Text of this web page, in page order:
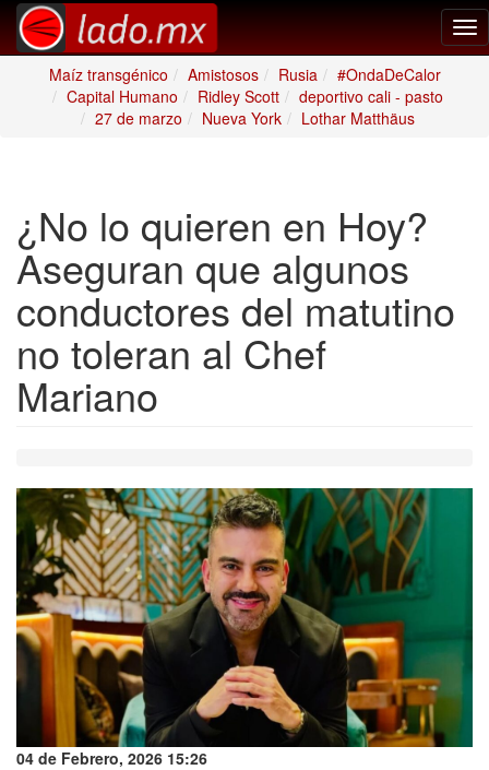
Maíz transgénico
Amistosos Rusia
#OndaDeCalor
Capital Humano
Ridley Scott
deportivo cali - pasto
27 de marzo
Nueva York Lothar Matthäus
¿No lo quieren en Hoy?
Aseguran que algunos
conductores del matutino
no toleran al Chef
Mariano
04 de Febrero, 2026 15:26